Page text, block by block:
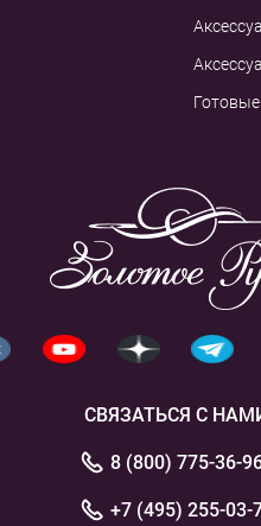
СВЯЗАТЬСЯ С
8 (800) 775-36-
+7 (495) 255-03-